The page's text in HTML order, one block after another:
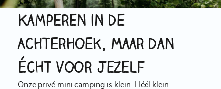
Kamperen in de
Achterhoek, maar dan
écht voor jezelf
Onze privé mini camping is klein. Héél klein.